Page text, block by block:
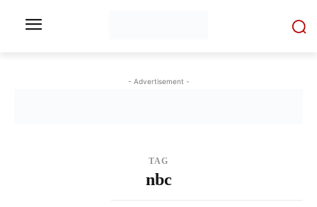
- Advertisement -
TAG
nbc